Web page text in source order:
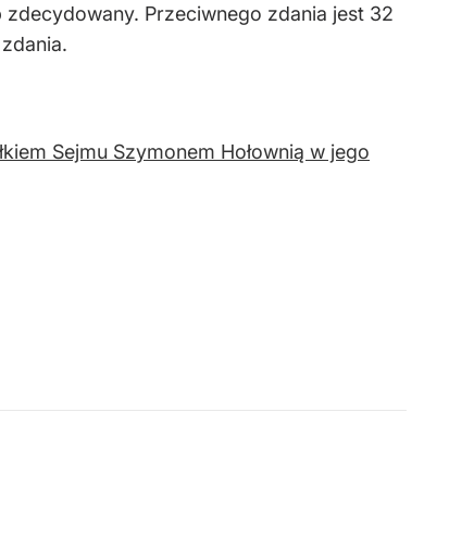
Przeciwnego zdania jest 32
Sejmu Szymonem Hołownią w jego